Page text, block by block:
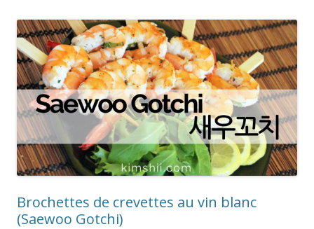
Brochettes de crevettes au vin blanc
(Saewoo Gotchi)